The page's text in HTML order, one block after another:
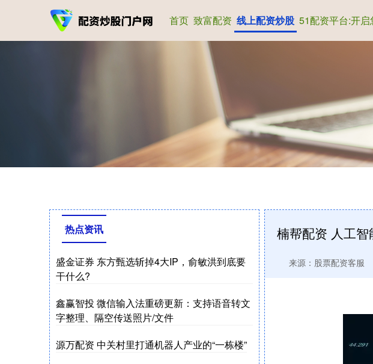
首页 致富配资 线上配资炒股 51配资平台:开
楠帮配资 人工
来源：股票配资客服
热点资讯
盛金证券 东方甄选斩掉4大IP，俞敏洪到底要
干什么?
鑫赢智投 微信输入法重磅更新：支持语音转文
字整理、隔空传送照片/文件
源万配资 中关村里打通机器人产业的“一栋楼”